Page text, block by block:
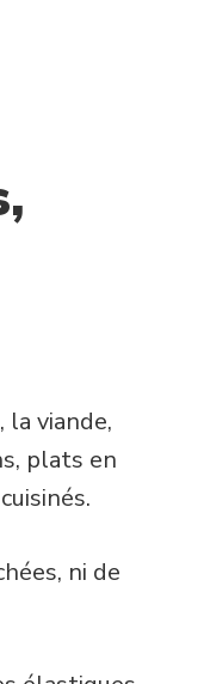
viande,
plats en
ni de